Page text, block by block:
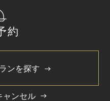
約
ンを探す
ャンセル